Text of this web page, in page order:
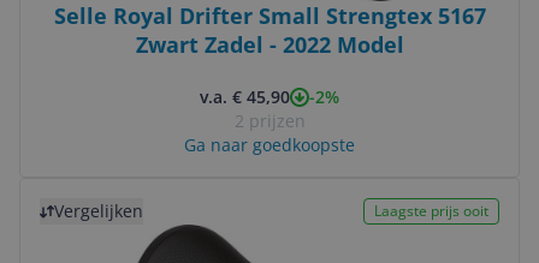
Selle Royal Drifter Small Strengtex 5167
Zwart Zadel - 2022 Model
v.a. € 45,90
-2%
2 prijzen
Ga naar goedkoopste
Vergelijken Laagste prijs ooit